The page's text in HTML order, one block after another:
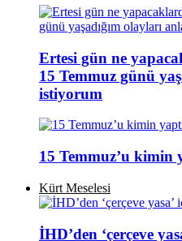
Ertesi gün ne
15 Temmuz günü
istiyorum
15 Temmuz’u kimin
Kürt Meselesi
İHD’den ‘çerçeve